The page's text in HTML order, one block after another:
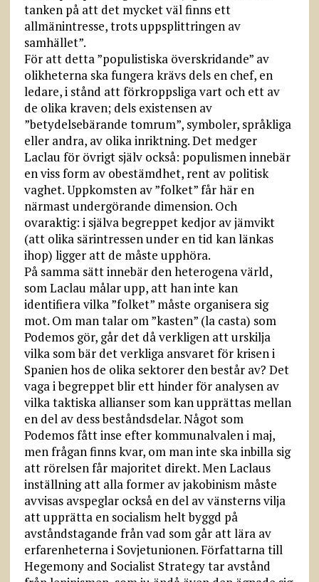
tanken på att det mycket väl finns ett
allmänintresse, trots uppsplittringen av
samhället”.
För att detta ”populistiska överskridande” av
olikheterna ska fungera krävs dels en chef, en
ledare, i stånd att förkroppsliga vart och ett av
de olika kraven; dels existensen av
”betydelsebärande tomrum”, symboler, språkliga
eller andra, av olika inriktning. Det medger
Laclau för övrigt själv också: populismen innebär
en viss form av obestämdhet, rent av politisk
vaghet. Uppkomsten av ”folket” får här en
närmast undergörande dimension. Och
ovaraktig: i själva begreppet kedjor av jämvikt
(att olika särintressen under en tid kan länkas
ihop) ligger att de måste upphöra.
På samma sätt innebär den heterogena värld,
som Laclau målar upp, att han inte kan
identifiera vilka ”folket” måste organisera sig
mot. Om man talar om ”kasten” (la casta) som
Podemos gör, går det då verkligen att urskilja
vilka som bär det verkliga ansvaret för krisen i
Spanien hos de olika sektorer den består av? Det
vaga i begreppet blir ett hinder för analysen av
vilka taktiska allianser som kan upprättas mellan
en del av dess beståndsdelar. Något som
Podemos fått inse efter kommunalvalen i maj,
men frågan finns kvar, om man inte ska inbilla sig
att rörelsen får majoritet direkt. Men Laclaus
inställning att alla former av jakobinism måste
avvisas avspeglar också en del av vänsterns vilja
att upprätta en socialism helt byggd på
avståndstagande från vad som går att lära av
erfarenheterna i Sovjetunionen. Författarna till
Hegemony and Socialist Strategy tar avstånd